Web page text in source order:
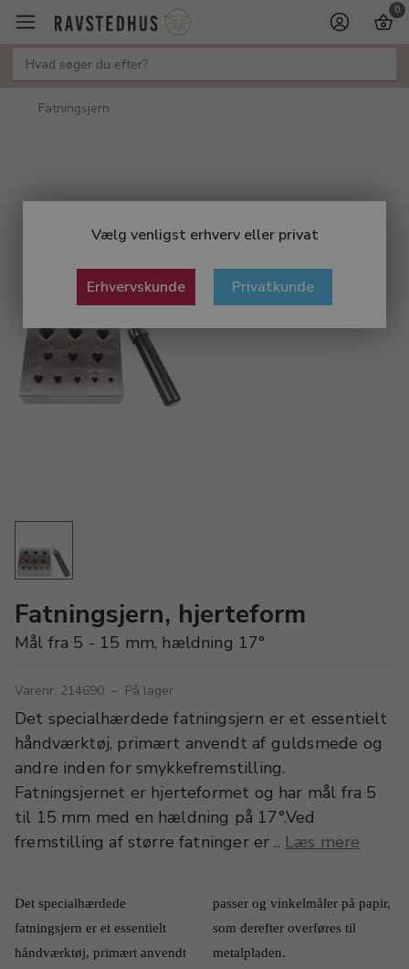
Vælg venligst erhverv eller privat
Erhvervskunde Privatkunde
0
Fatningsjern
Fatningsjern, hjerteform
Mål fra 5 - 15 mm, hældning 17°
Varenr. 214690 – På lager
Det specialhærdede fatningsjern er et essentielt
håndværktøj, primært anvendt af guldsmede og
andre inden for smykkefremstilling.
Fatningsjernet er hjerteformet og har mål fra 5
til 15 mm med en hældning på 17°.Ved
fremstilling af større fatninger er .. Læs mere
Det specialhærdede
fatningsjern er et essentielt
håndværktøj, primært anvendt
passer og vinkelmåler på papir,
som derefter overføres til
metalpladen.